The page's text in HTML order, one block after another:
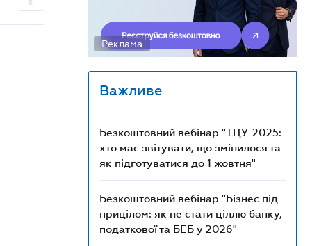
Реклама
Важливе
Безкоштовний вебінар "ТЦУ-2025:
хто має звітувати, що змінилося та
як підготуватися до 1 жовтня"
Безкоштовний вебінар "Бізнес під
прицілом: як не стати ціллю банку,
податкової та БЕБ у 2026"